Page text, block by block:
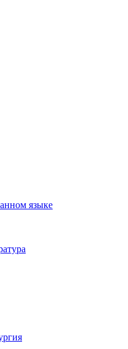
языке